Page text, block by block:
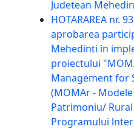
Judetean
HOTARAREA nr.
aprobarea
Mehedinti in
proiectului
Management for
(MOMAr -
Patrimoniu/
Programului